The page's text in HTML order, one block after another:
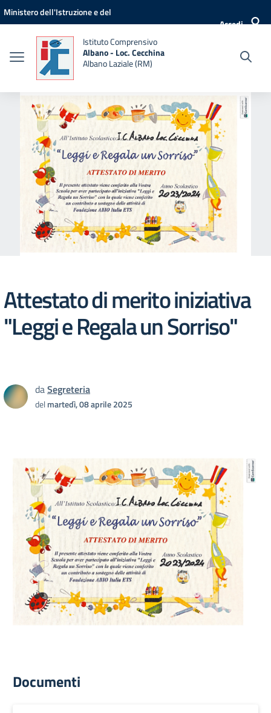
Vai ai contenuti
Vai al menu di navigazione
Vai al footer
Ministero dell'Istruzione e del
Accedi
Istituto Comprensivo
Albano - Loc. Cecchina
Albano Laziale (RM)
Attestato di merito iniziativa
"Leggi e Regala un Sorriso"
daSegreteria
delmartedì, 08 aprile 2025
Documenti